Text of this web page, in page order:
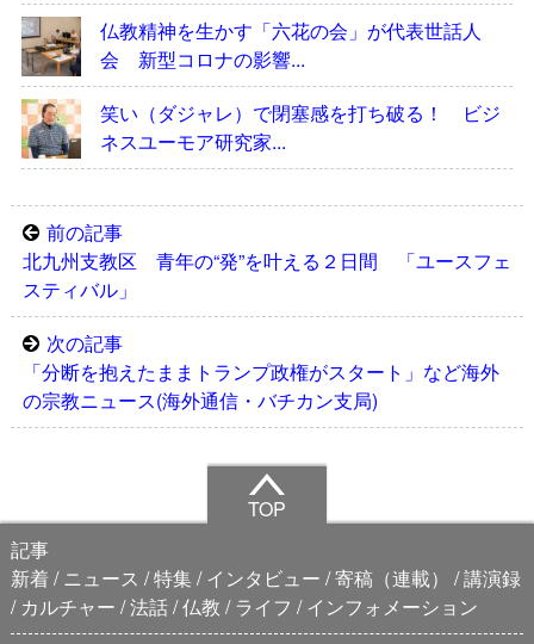
仏教精神を生かす「六花の会」が代表世話人
会 新型コロナの影響...
笑い（ダジャレ）で閉塞感を打ち破る！ ビジ
ネスユーモア研究家...
前の記事
北九州支教区 青年の“発”を叶える２日間 「ユースフェ
スティバル」
次の記事
「分断を抱えたままトランプ政権がスタート」など海外
の宗教ニュース(海外通信・バチカン支局)
TOP
記事
新着
ニュース 特集 インタビュー 寄稿（連載）
講演録
カルチャー 法話 仏教 ライフ インフォメーション